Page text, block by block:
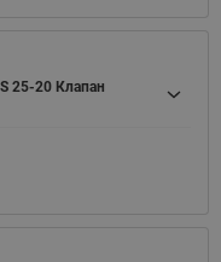
25-20 Клапан